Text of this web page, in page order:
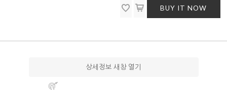
BUY IT NOW
상세정보 새창 열기